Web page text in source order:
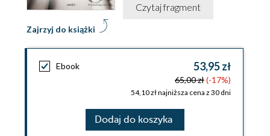
Zajrzyj do książki
Czytaj fragment
Ebook 53,95 zł
65,00 zł(-17%)
54,10 zł najniższa cena z 30 dni
Dodaj do koszyka